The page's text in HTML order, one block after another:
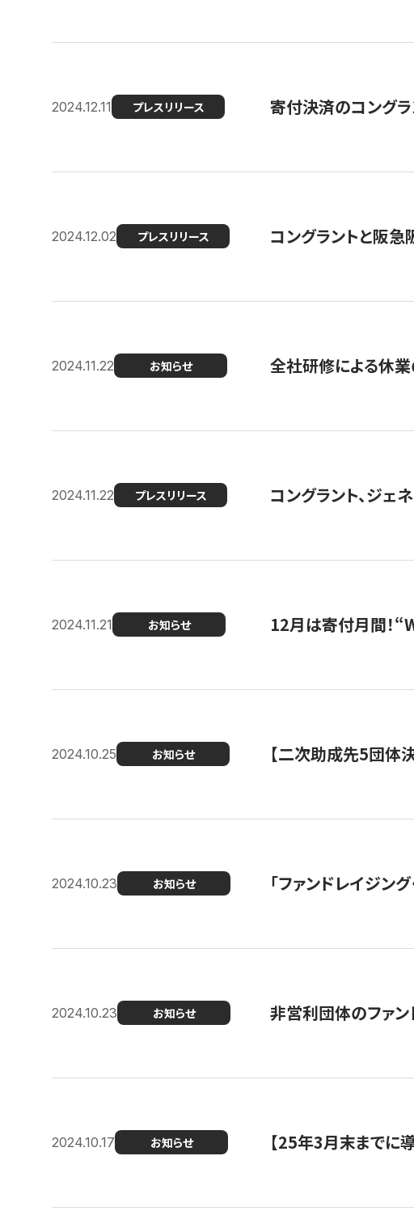
2024.12.11 プレスリリース 寄付決済のコングラ
2024.12.02 プレスリリース コングラントと阪急
2024.11.22 お知らせ 全社研修による休
2024.11.22 プレスリリース コングラント、ジ
2024.11.21 お知らせ 12月は寄付月間！
2024.10.25 お知らせ 【二次助成先5団体
2024.10.23 お知らせ 「ファンドレイジン
2024.10.23 お知らせ 非営利団体のファン
2024.10.17 お知らせ 【25年3月末までに